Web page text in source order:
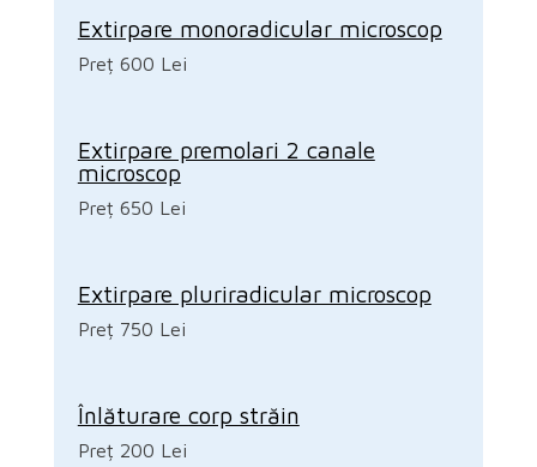
Extirpare monoradicular microscop
Preț 600 Lei
Extirpare premolari 2 canale
microscop
Preț 650 Lei
Extirpare pluriradicular microscop
Preț 750 Lei
Înlăturare corp străin
Preț 200 Lei